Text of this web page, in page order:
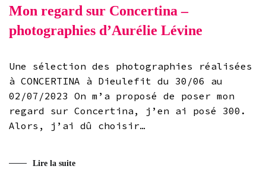
Mon regard sur Concertina –
photographies d’Aurélie Lévine
Une sélection des photographies réalisées
à CONCERTINA à Dieulefit du 30/06 au
02/07/2023 On m’a proposé de poser mon
regard sur Concertina, j’en ai posé 300.
Alors, j’ai dû choisir…
Lire la suite